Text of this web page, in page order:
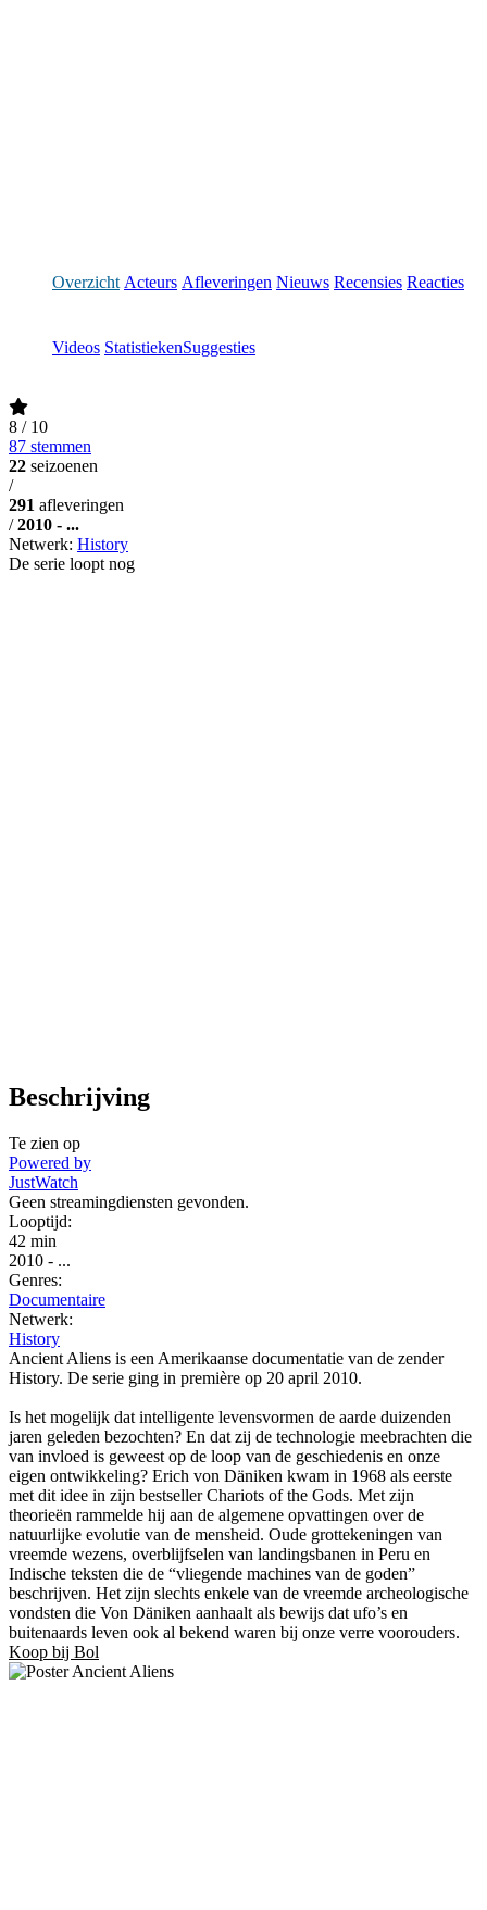
Overzicht Acteurs Afleveringen Nieuws Recensies Reacties
Videos StatistiekenSuggesties
8 / 10
87 stemmen
22 seizoenen
/
291 afleveringen
/ 2010 - ...
Netwerk: History
De serie loopt nog
Beschrijving
Te zien op
Powered by
JustWatch
Geen streamingdiensten gevonden.
Looptijd:
42 min
2010 - ...
Genres:
Documentaire
Netwerk:
History
Ancient Aliens is een Amerikaanse documentatie van de zender
History. De serie ging in première op 20 april 2010.
Is het mogelijk dat intelligente levensvormen de aarde duizenden
jaren geleden bezochten? En dat zij de technologie meebrachten die
van invloed is geweest op de loop van de geschiedenis en onze
eigen ontwikkeling? Erich von Däniken kwam in 1968 als eerste
met dit idee in zijn bestseller Chariots of the Gods. Met zijn
theorieën rammelde hij aan de algemene opvattingen over de
natuurlijke evolutie van de mensheid. Oude grottekeningen van
vreemde wezens, overblijfselen van landingsbanen in Peru en
Indische teksten die de “vliegende machines van de goden”
beschrijven. Het zijn slechts enkele van de vreemde archeologische
vondsten die Von Däniken aanhaalt als bewijs dat ufo’s en
buitenaards leven ook al bekend waren bij onze verre voorouders.
Koop bij Bol